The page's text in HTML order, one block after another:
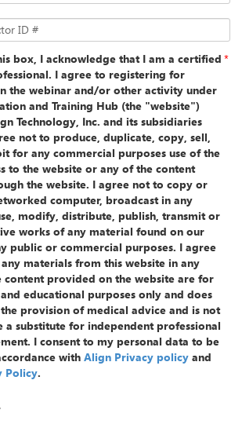
ID #
box, I acknowledge that I am a certified
I agree to registering for
the webinar and/or other activity under
and Training Hub (the "website")
Technology, Inc. and its subsidiaries
not to produce, duplicate, copy, sell,
for any commercial purposes use of the
to the website or any of the content
the website. I agree not to copy or
computer, broadcast in any
modify, distribute, publish, transmit or
works of any material found on our
public or commercial purposes. I agree
materials from this website in any
content provided on the website are for
educational purposes only and does
provision of medical advice and is not
a substitute for independent professional
I consent to my personal data to be
with Align Privacy policy and
Policy.
*